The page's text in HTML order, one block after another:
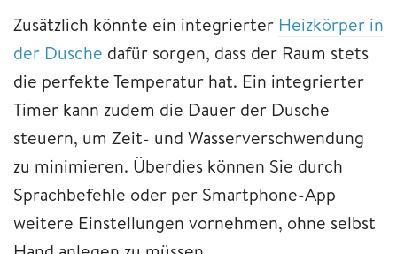
Zusätzlich könnte ein integrierter Heizkörper in
der Dusche dafür sorgen, dass der Raum stets
die perfekte Temperatur hat. Ein integrierter
Timer kann zudem die Dauer der Dusche
steuern, um Zeit- und Wasserverschwendung
zu minimieren. Überdies können Sie durch
Sprachbefehle oder per Smartphone-App
weitere Einstellungen vornehmen, ohne selbst